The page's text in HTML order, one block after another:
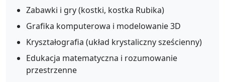
Zabawki i gry (kostki, kostka Rubika)
Grafika komputerowa i modelowanie 3D
Kryształografia (układ krystaliczny sześcienny)
Edukacja matematyczna i rozumowanie
przestrzenne